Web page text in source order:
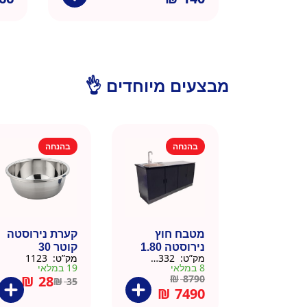
מבצעים מיוחדים 👌
בהנחה
מטבח חוץ
נירוסטה 1.80
מטר כולל שיש
וכיור
מק”ט:
8 במלאי
₪8790
₪ 7490
בהנחה
קערת נירוסטה
קוטר 30
מק”ט:
19 במלאי
₪35
₪ 28